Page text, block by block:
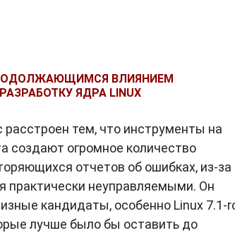
компьютеров.
решений. Они
инновациям и формируют целые
моральными и
развивается цифровой
ВЛИЯНИЕМ
ЯДРА LINUX
тем, что инструменты на
создают огромное количество
отчетов об ошибках, из-за
практически неуправляемыми. Он
кандидаты, особенно Linux 7.1-
лучше было бы оставить до